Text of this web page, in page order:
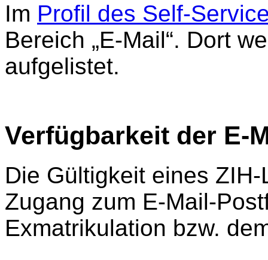
Im Profil des Self-
Bereich „E-Mail“. Dort
aufgelistet.
Verfügbarkeit der E-
Die Gültigkeit eines
Zugang zum E-Mail-
Exmatrikulation bzw.